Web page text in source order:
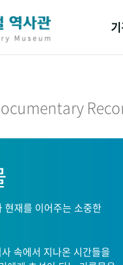
현재를 이어주는 소중한
속에서 지나온 시간들을